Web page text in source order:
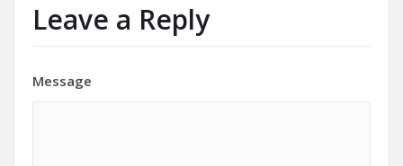
Leave a Reply
Message